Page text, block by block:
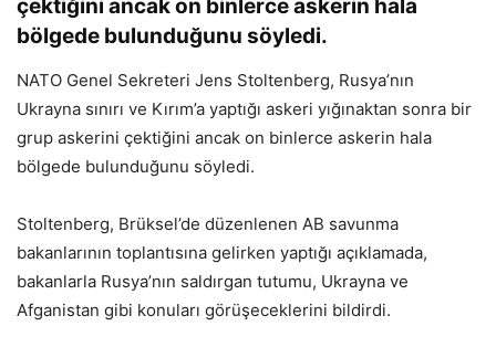
çektiğini ancak on binlerce askerin hala
bölgede bulunduğunu söyledi.
NATO Genel Sekreteri Jens Stoltenberg, Rusya’nın
Ukrayna sınırı ve Kırım’a yaptığı askeri yığınaktan sonra bir
grup askerini çektiğini ancak on binlerce askerin hala
bölgede bulunduğunu söyledi.
Stoltenberg, Brüksel’de düzenlenen AB savunma
bakanlarının toplantısına gelirken yaptığı açıklamada,
bakanlarla Rusya’nın saldırgan tutumu, Ukrayna ve
Afganistan gibi konuları görüşeceklerini bildirdi.